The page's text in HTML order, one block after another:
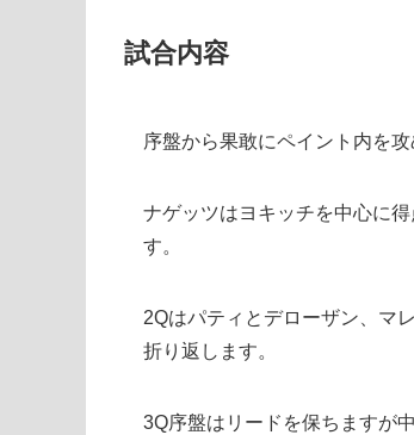
試合内容
序盤から果敢にペイント内を
ナゲッツはヨキッチを中心に
す。
2Qはパティとデローザン、マ
折り返します。
3Q序盤はリードを保ちますが